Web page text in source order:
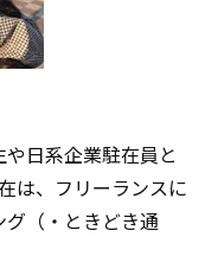
日系企業駐在員と
は、フリーランスに
（・ときどき通